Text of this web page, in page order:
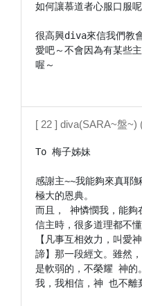
如何讓慕道者心服口服呢
很高興diva來信我們教
愛吧～不會因為有某些
喔～
[ 22 ] diva(SARA~盤~)
To 梅子姊妹
感謝主~~我能夠來真耶
極大的恩典。
而且， 神憐憫我，能夠
信主時，很多道理都不
【凡事互相效力，叫愛
諦】那一段經文。雖然
是軟弱的，不榮耀 神的
我，我相信，神 也不離